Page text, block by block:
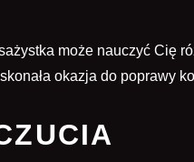
może nauczyć Cię
okazja do poprawy